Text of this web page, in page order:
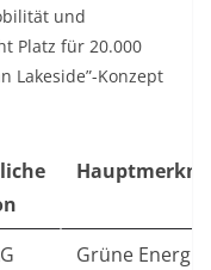
und
Platz für 20.000
Lakeside”-Konzept
Grüne Energie,